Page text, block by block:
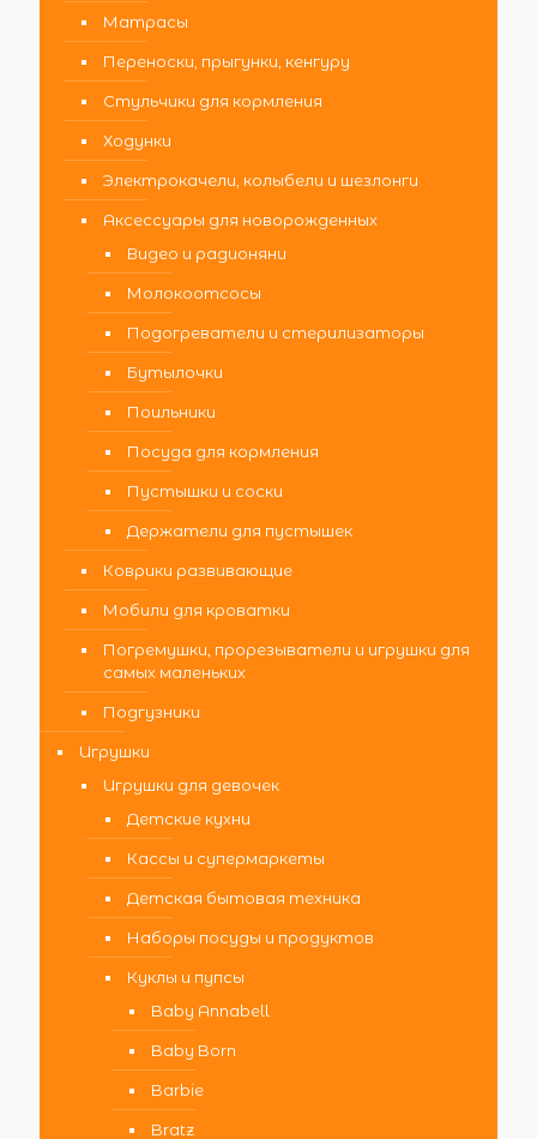
Матрасы
Переноски, прыгунки, кенгуру
Стульчики для кормления
Ходунки
Электрокачели, колыбели и шезлонги
Аксессуары для новорожденных
Видео и радионяни
Молокоотсосы
Подогреватели и стерилизаторы
Бутылочки
Поильники
Посуда для кормления
Пустышки и соски
Держатели для пустышек
Коврики развивающие
Мобили для кроватки
Погремушки, прорезыватели и игрушки для
самых маленьких
Подгузники
Игрушки
Игрушки для девочек
Детские кухни
Кассы и супермаркеты
Детская бытовая техника
Наборы посуды и продуктов
Куклы и пупсы
Baby Annabell
Baby Born
Barbie
Bratz